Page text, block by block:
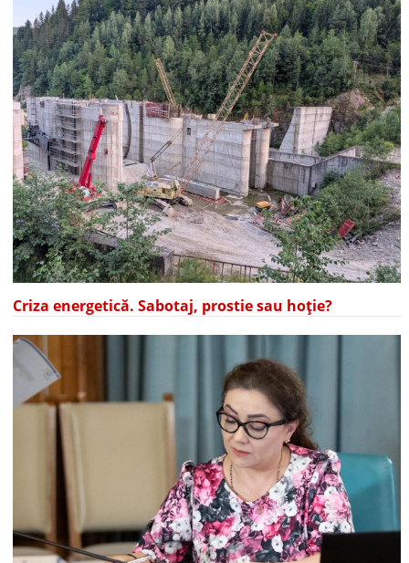
Criza energetică. Sabotaj, prostie sau hoție?